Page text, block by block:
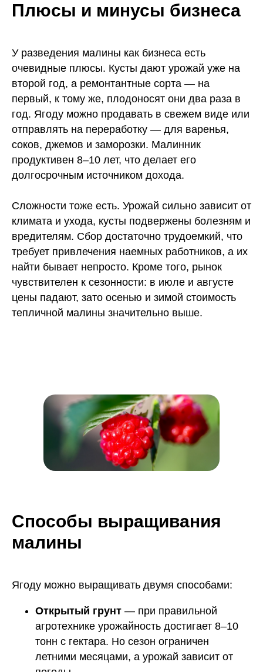
Плюсы и минусы бизнеса
У разведения малины как бизнеса есть
очевидные плюсы. Кусты дают урожай уже на
второй год, а ремонтантные сорта — на
первый, к тому же, плодоносят они два раза в
год. Ягоду можно продавать в свежем виде или
отправлять на переработку — для варенья,
соков, джемов и заморозки. Малинник
продуктивен 8–10 лет, что делает его
долгосрочным источником дохода.
Сложности тоже есть. Урожай сильно зависит от
климата и ухода, кусты подвержены болезням и
вредителям. Сбор достаточно трудоемкий, что
требует привлечения наемных работников, а их
найти бывает непросто. Кроме того, рынок
чувствителен к сезонности: в июле и августе
цены падают, зато осенью и зимой стоимость
тепличной малины значительно выше.
Способы выращивания
малины
Ягоду можно выращивать двумя способами:
Открытый грунт — при правильной
агротехнике урожайность достигает 8–10
тонн с гектара. Но сезон ограничен
летними месяцами, а урожай зависит от